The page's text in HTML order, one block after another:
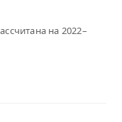
на 2022–